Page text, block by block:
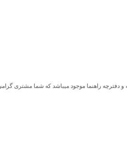
دفترچه راهنما موجود میباشد که شما مشتری